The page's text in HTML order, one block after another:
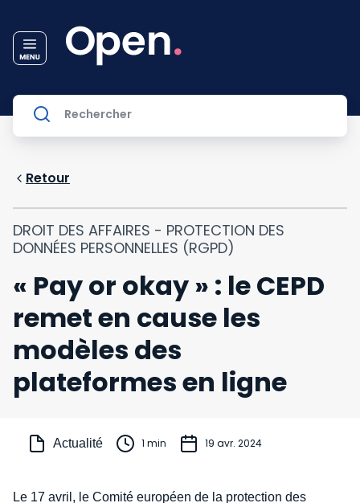
Retour
DROIT DES AFFAIRES - PROTECTION DES
DONNÉES PERSONNELLES (RGPD)
« Pay or okay » : le CEPD
remet en cause les
modèles des
plateformes en ligne
Actualité 1 min 19 avr. 2024
Le 17 avril, le Comité européen de la protection des